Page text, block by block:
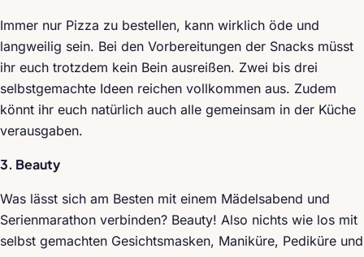
Immer nur Pizza zu bestellen, kann wirklich öde und
langweilig sein. Bei den Vorbereitungen der Snacks müsst
ihr euch trotzdem kein Bein ausreißen. Zwei bis drei
selbstgemachte Ideen reichen vollkommen aus. Zudem
könnt ihr euch natürlich auch alle gemeinsam in der Küche
verausgaben.
3. Beauty
Was lässt sich am Besten mit einem Mädelsabend und
Serienmarathon verbinden? Beauty! Also nichts wie los mit
selbst gemachten Gesichtsmasken, Maniküre, Pediküre und